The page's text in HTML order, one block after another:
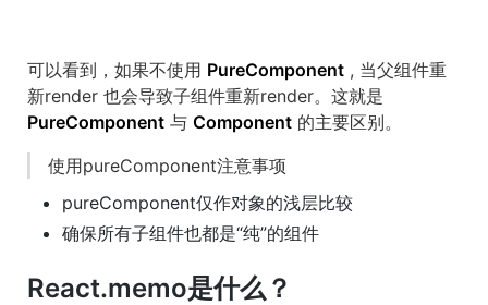
可以看到，如果不使用 PureComponent , 当父组件重
新render 也会导致子组件重新render。这就是
PureComponent 与 Component 的主要区别。
使用pureComponent注意事项
pureComponent仅作对象的浅层比较
确保所有子组件也都是“纯”的组件
React.memo是什么？